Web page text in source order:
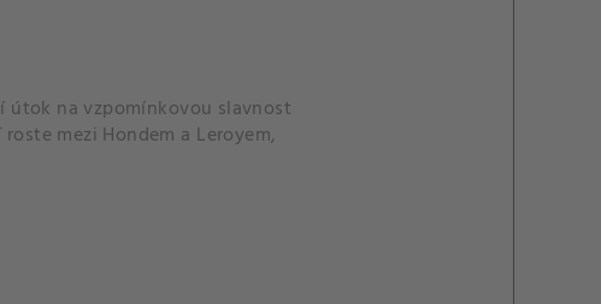
útok na vzpomínkovou slavnost
mezi Hondem a Leroyem,